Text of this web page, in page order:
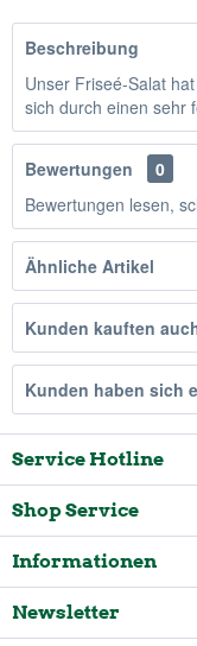
Beschreibung
Unser Friseé-Salat
sich durch einen sehr
Bewertungen
0
Bewertungen lesen,
Ähnliche Artikel
Kunden kauften
Kunden haben sich
Service Hotline
Shop Service
Informationen
Newsletter